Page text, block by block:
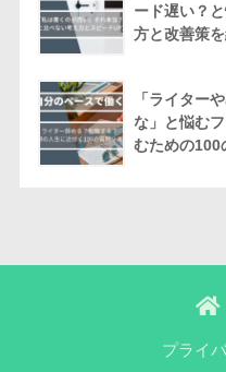
ード遅い？
方と改善策
「ライター
な」と悩む
むための100
プライ